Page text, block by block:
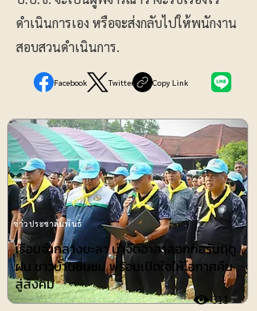
ดำเนินการเอง หรือจะส่งกลับไปให้พนักงาน
สอบสวนดำเนินการ.
Facebook Twitter Copy Link
เรือนจำกลางยะลา นำจิตอาสาลอกท่อรับฤดู
ฝน ชาวบ้านชื่นชม พร้อมเปิดใจให้โอกาศคืน
สู่สังคม
311
ข่าวประชาสัมพันธ์